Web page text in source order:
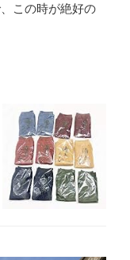
この時が絶好の